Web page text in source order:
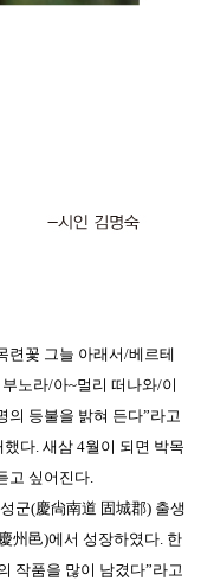
련꽃 그늘 아래서/베르테
노라/아~멀리 떠나와/이
의 등불을 밝혀 든다”라고
다. 새삼 4월이 되면 박목
고 싶어진다.
군(慶尙南道 固城郡) 출생
州邑)에서 성장하였다. 한
작품을 많이 남겼다”라고